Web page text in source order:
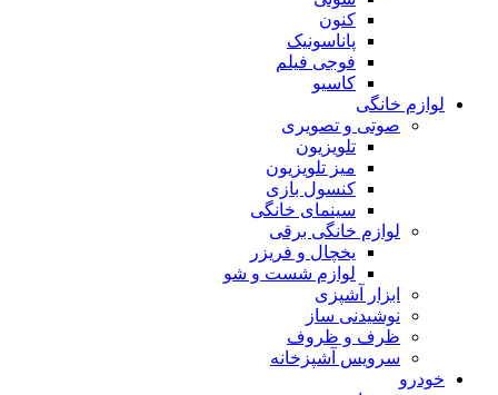
کنون
پاناسونیک
فوجی فیلم
کاسیو
لوازم خانگی
صوتی و تصویری
تلویزیون
میز تلویزیون
کنسول بازی
سینمای خانگی
لوازم خانگی برقی
یخچال و فریزر
لوازم شست و شو
ابزار آشپزی
نوشیدنی ساز
ظرف و ظروف
سرویس آشپزخانه
خودرو